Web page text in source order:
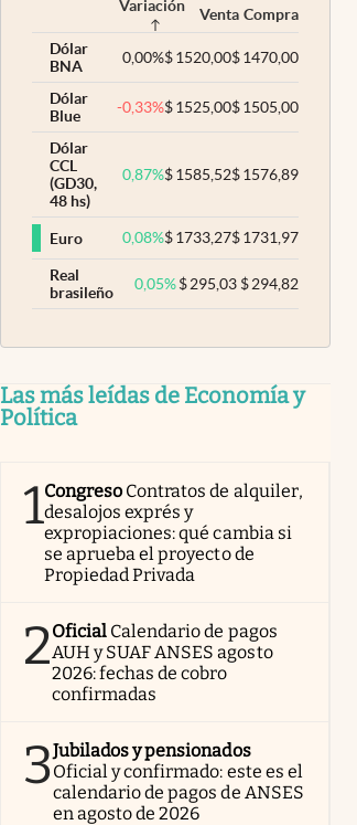
Variación Venta Compra
Dólar
BNA
0,00%$1520,00$1470,00
Dólar
Blue
-0,33%$1525,00$1505,00
Dólar
CCL
(GD30,
48 hs)
0,87%$1585,52$1576,89
Euro 0,08%$1733,27$1731,97
Real
brasileño
0,05% $295,03 $294,82
Las más leídas de Economía y
Política
1Congreso Contratos de alquiler,
desalojos exprés y
expropiaciones: qué cambia si
se aprueba el proyecto de
Propiedad Privada
2Oficial Calendario de pagos
AUH y SUAF ANSES agosto
2026: fechas de cobro
confirmadas
3Jubilados y pensionados
Oficial y confirmado: este es el
calendario de pagos de ANSES
en agosto de 2026